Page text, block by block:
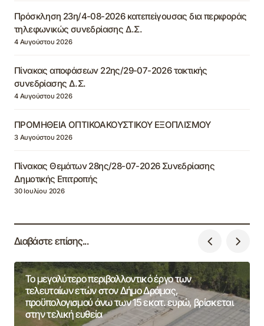
Πρόσκληση 23η/4-08-2026 κατεπείγουσας δια περιφοράς
τηλεφωνικώς συνεδρίασης Δ.Σ.
4 Αυγούστου 2026
Πίνακας αποφάσεων 22ης/29-07-2026 τακτικής
συνεδρίασης Δ.Σ.
4 Αυγούστου 2026
ΠΡΟΜΗΘΕΙΑ ΟΠΤΙΚΟΑΚΟΥΣΤΙΚΟΥ ΕΞΟΠΛΙΣΜΟΥ
3 Αυγούστου 2026
Πίνακας Θεμάτων 28ης/28-07-2026 Συνεδρίασης
Δημοτικής Επιτροπής
30 Ιουλίου 2026
Διαβάστε επίσης...
Το μεγαλύτερο περιβαλλοντικό έργο των
τελευταίων ετών στον Δήμο Δράμας,
προϋπολογισμού άνω των 15 εκατ. ευρώ, βρίσκεται
στην τελική ευθεία